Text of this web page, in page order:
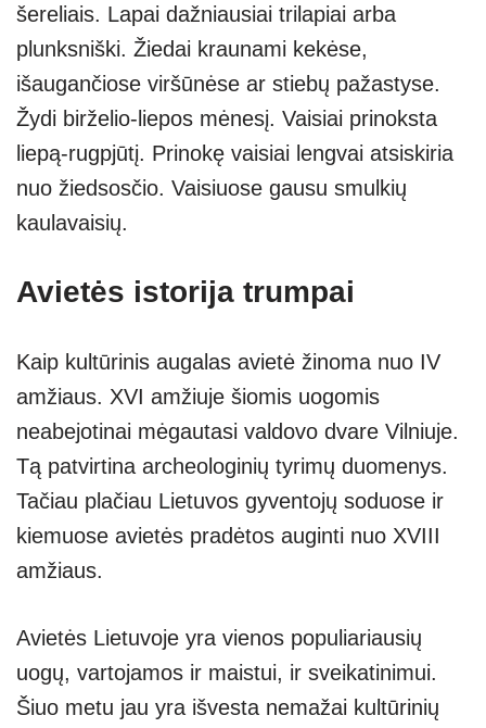
šereliais. Lapai dažniausiai trilapiai arba
plunksniški. Žiedai kraunami kekėse,
išaugančiose viršūnėse ar stiebų pažastyse.
Žydi birželio-liepos mėnesį. Vaisiai prinoksta
liepą-rugpjūtį. Prinokę vaisiai lengvai atsiskiria
nuo žiedsosčio. Vaisiuose gausu smulkių
kaulavaisių.
Avietės istorija trumpai
Kaip kultūrinis augalas avietė žinoma nuo IV
amžiaus. XVI amžiuje šiomis uogomis
neabejotinai mėgautasi valdovo dvare Vilniuje.
Tą patvirtina archeologinių tyrimų duomenys.
Tačiau plačiau Lietuvos gyventojų soduose ir
kiemuose avietės pradėtos auginti nuo XVIII
amžiaus.
Avietės Lietuvoje yra vienos populiariausių
uogų, vartojamos ir maistui, ir sveikatinimui.
Šiuo metu jau yra išvesta nemažai kultūrinių